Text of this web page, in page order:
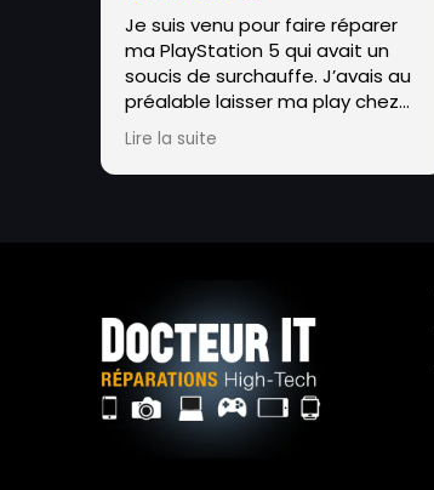
Je suis venu pour faire réparer
ma PlayStation 5 qui avait un
soucis de surchauffe. J’avais au
préalable laisser ma play chez
SAVE qui se trouve à
brauhauban pendant 1 MOIS !!
Sans réparation de leur part. J’ai
grand professionnalisme et
sympathie de sa part, il m’a
également expliqué en détails
le soucis et conseiller pour
éviter ce soucis à nouveau.
Lire la suite